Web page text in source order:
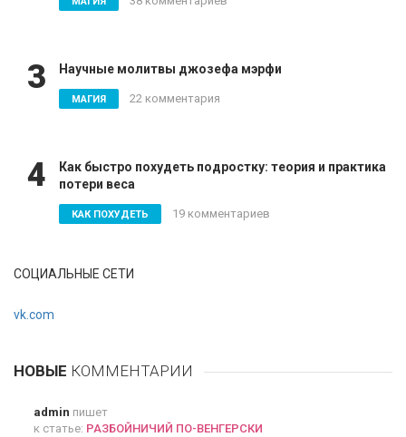
3 Научные молитвы джозефа мэрфи
МАГИЯ 22 комментария
4
Как быстро похудеть подростку: теория и практика
потери веса
КАК ПОХУДЕТЬ 19 комментариев
СОЦИАЛЬНЫЕ СЕТИ
vk.com
НОВЫЕ КОММЕНТАРИИ
admin пишет
к статье: РАЗБОЙНИЧИЙ ПО-ВЕНГЕРСКИ